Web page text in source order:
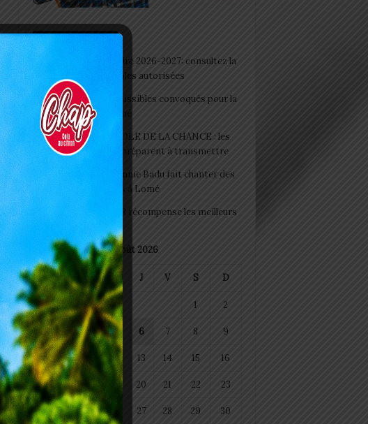
Articles récents
Togo/ Rentrée scolaire 2026-2027: consultez la
liste officielle des écoles autorisées
ESSAL 2026 : les admissibles convoqués pour la
visite médicale à Lomé
SWEDD+ Togo / ECOLE DE LA CHANCE : les
maitres-artisans se préparent à transmettre
Glory Night 2026: Sonnie Badu fait chanter des
milliers de personnes à Lomé
Vogan : AGRI-ESPOIR récompense les meilleurs
août 2026
L M M J V S D
1 2
3 4 5 6 7 8 9
10 11 12 13 14 15 16
17 18 20 21 22 23
24 25 26 27 28 29 30